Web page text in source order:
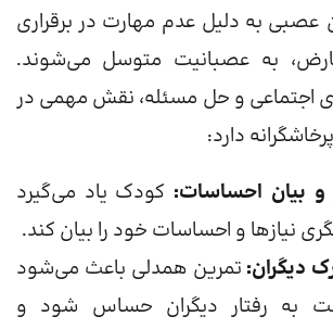
عصبی به دلیل عدم مهارت در برقراری
به عصبانیت متوسل می‌شوند.
اجتماعی و حل مسئله، نقش مهمی در
دارد:
و بیان احساسات: کودک یاد می‌گیرد
نیازها و احساسات خود را بیان کند.
دیگران: تمرین همدلی باعث می‌شود
به رفتار دیگران حساس شود و